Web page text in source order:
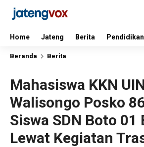
Home Jateng Berita Pendidikan
Beranda Berita
Mahasiswa KKN
Walisongo Posko
Siswa SDN Boto 01
Lewat Kegiatan